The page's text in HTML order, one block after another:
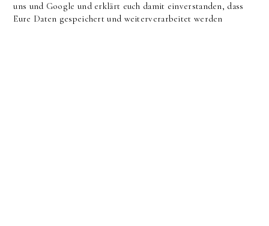
uns und Google und erklärt euch damit einverstanden, dass
Eure Daten gespeichert und weiterverarbeitet werden